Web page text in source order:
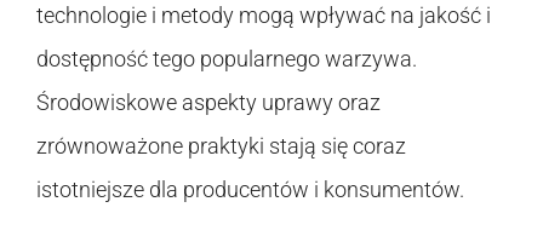
technologie i metody mogą wpływać na jakość i
dostępność tego popularnego warzywa.
Środowiskowe aspekty uprawy oraz
zrównoważone praktyki stają się coraz
istotniejsze dla producentów i konsumentów.